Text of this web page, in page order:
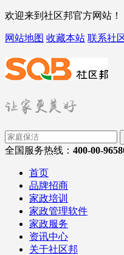
欢迎来到社区邦官方网站！
网站地图 收藏本站 联系社
全国服务热线： 400-00-
首页
品牌招商
家政培训
家政管理软件
家政服务
资讯中心
关于社区邦